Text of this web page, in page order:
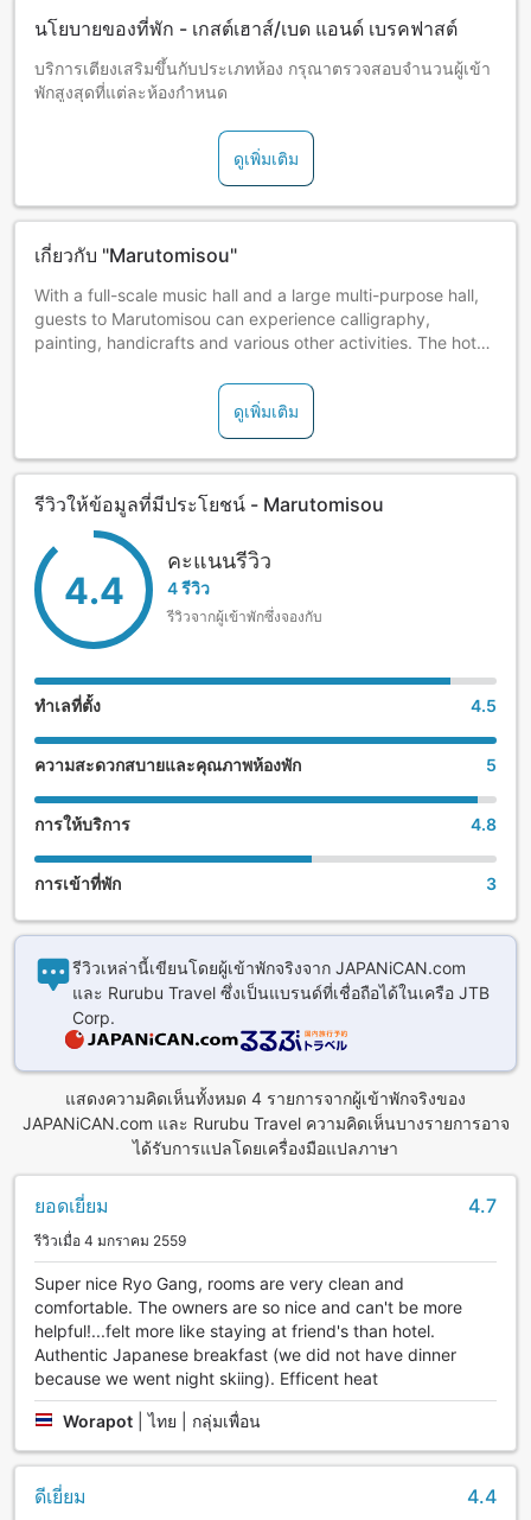
นโยบายของที่พัก - เกสต์เฮาส์/เบด แอนด์ เบรคฟาสต์
บริการเตียงเสริมขึ้นกับประเภทห้อง กรุณาตรวจสอบจำนวนผู้เข้า
พักสูงสุดที่แต่ละห้องกำหนด
ดูเพิ่มเติม
เกี่ยวกับ "Marutomisou"
With a full-scale music hall and a large multi-purpose hall,
guests to Marutomisou can experience calligraphy,
painting, handicrafts and various other activities. The hotel
ดูเพิ่มเติม
รีวิวให้ข้อมูลที่มีประโยชน์ - Marutomisou
4.4
คะแนนรีวิว
4 รีวิว
รีวิวจากผู้เข้าพักซึ่งจองกับ
ทำเลที่ตั้ง 4.5
ความสะดวกสบายและคุณภาพห้องพัก 5
การให้บริการ 4.8
การเข้าที่พัก 3
รีวิวเหล่านี้เขียนโดยผู้เข้าพักจริงจาก JAPANiCAN.com
และ Rurubu Travel ซึ่งเป็นแบรนด์ที่เชื่อถือได้ในเครือ JTB
Corp.
แสดงความคิดเห็นทั้งหมด 4 รายการจากผู้เข้าพักจริงของ
JAPANiCAN.com และ Rurubu Travel ความคิดเห็นบางรายการอาจ
ได้รับการแปลโดยเครื่องมือแปลภาษา
ยอดเยี่ยม 4.7
รีวิวเมื่อ 4 มกราคม 2559
Super nice Ryo Gang, rooms are very clean and
comfortable. The owners are so nice and can't be more
helpful!...felt more like staying at friend's than hotel.
Authentic Japanese breakfast (we did not have dinner
because we went night skiing). Efficent heat
Worapot |ไทย | กลุ่มเพื่อน
ดีเยี่ยม 4.4